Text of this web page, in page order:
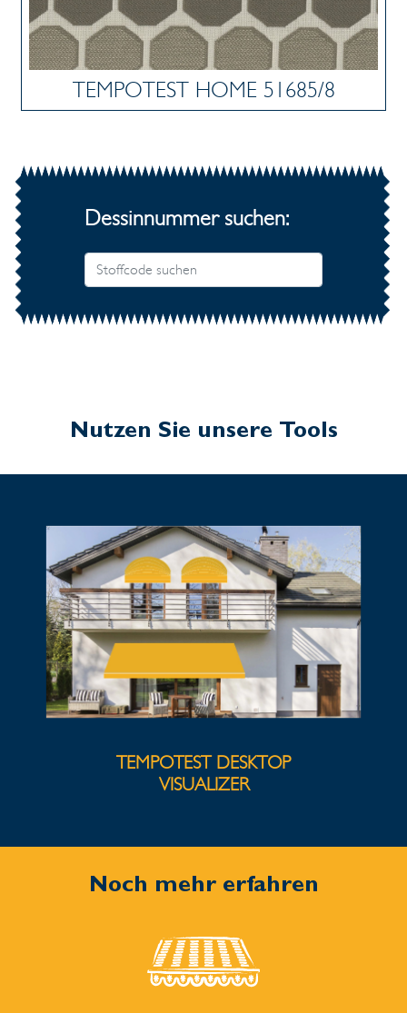
TEMPOTEST HOME 51685/8
Dessinnummer suchen:
Nutzen Sie unsere Tools
TEMPOTEST DESKTOP
VISUALIZER
Noch mehr erfahren